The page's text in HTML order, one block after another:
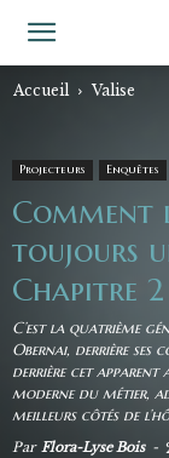
Accueil Valise
Projecteurs Enquêtes
Comment
toujours
Chapitre
C’est la quatrième
Obernai, derrière ses
derrière cet
moderne du métier,
meilleurs côtés de
Par Flora-Lyse Bois -